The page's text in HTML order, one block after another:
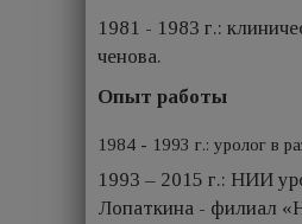
1981 - 1983 г.:
ченова.
Опыт работы
1984 - 1993 г.: уролог в
1993 – 2015 г.: НИИ
Лопаткина - филиал